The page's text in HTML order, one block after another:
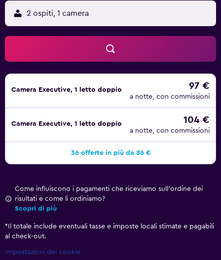
2 ospiti, 1 camera
Camera Executive, 1 letto doppio 97 €
a notte, con commissioni
Camera Executive, 1 letto doppio 104 €
a notte, con commissioni
36 offerte in più da 86 €
Come influiscono i pagamenti che riceviamo sull'ordine dei
risultati e come li ordiniamo?
Scopri di più
* Il totale include eventuali tasse e imposte locali stimate e pagabili
al check-out.
Impostazioni dei cookie